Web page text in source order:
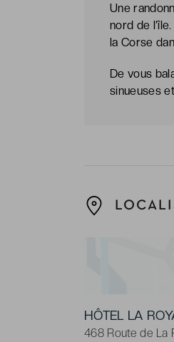
Une
nord de
la Corse
De vous
sinueuses
HÔTEL LA
468 Route de La